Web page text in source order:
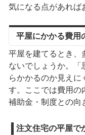
気になる点があれば
平屋にかかる費用
平屋を建てるとき、
ないでしょうか。「
らかかるのか見えに
す。ここでは費用の
補助金・制度との向
注文住宅の平屋で